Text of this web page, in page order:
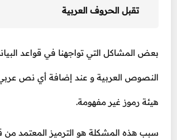
تقبل الحروف العربية
بعض المشاكل التي تواجهنا في قواعد
النصوص العربية و عند إضافة أي نص
هيئة رموز غير مفهومة.
سبب هذه المشكلة هو الترميز المعتمد من